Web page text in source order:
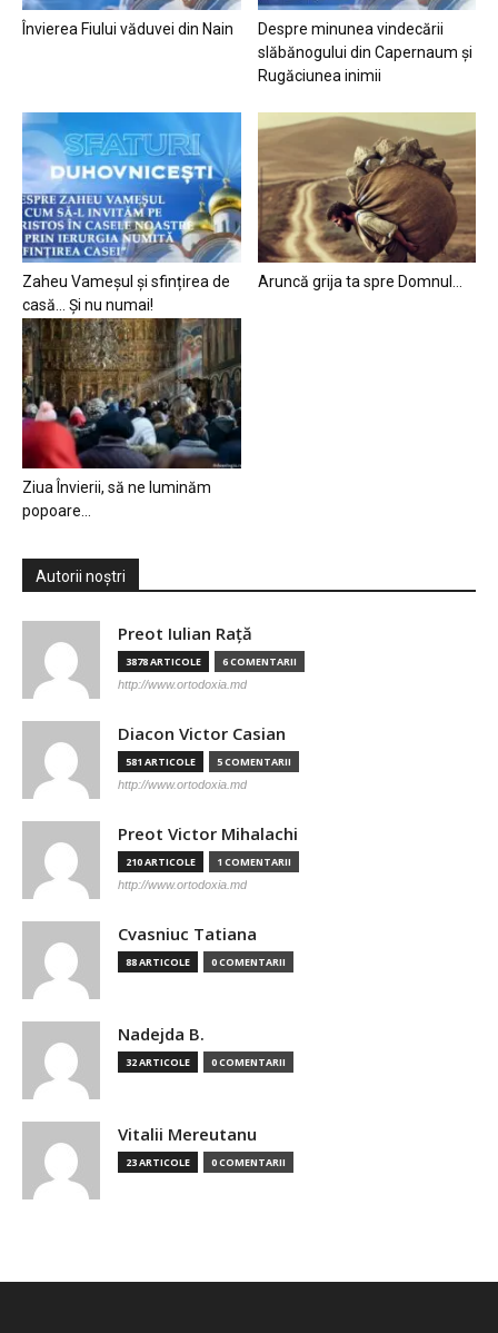
Învierea Fiului văduvei din Nain
Despre minunea vindecării
slăbănogului din Capernaum și
Rugăciunea inimii
Zaheu Vameșul și sfințirea de
casă… Și nu numai!
Aruncă grija ta spre Domnul…
Ziua Învierii, să ne luminăm
popoare…
Autorii noștri
Preot Iulian Raţă
3878 ARTICOLE 6 COMENTARII
http://www.ortodoxia.md
Diacon Victor Casian
581 ARTICOLE 5 COMENTARII
http://www.ortodoxia.md
Preot Victor Mihalachi
210 ARTICOLE 1 COMENTARII
http://www.ortodoxia.md
Cvasniuc Tatiana
88 ARTICOLE 0 COMENTARII
Nadejda B.
32 ARTICOLE 0 COMENTARII
Vitalii Mereutanu
23 ARTICOLE 0 COMENTARII